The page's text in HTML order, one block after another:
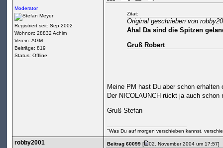
Moderator
Registriert seit: Sep 2002
Wohnort: 28832 Achim
Verein: AGM
Beiträge: 819
Status: Offline
Zitat:
Original geschrieben von
Aha! Da sind die Spitzen
Gruß Robert
Meine PM hast Du aber schon erhalten
Der NICOLAUNCH rückt ja auch schon
Gruß Stefan
"Was Du auf morgen verschieben kannst,
robby2001 Beitrag 60099[ 02. November 2004 um 17:57]